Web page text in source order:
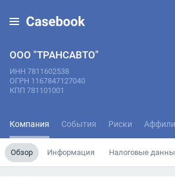
ООО "ТРАНСАВТО"
ИНН 7811602538
ОГРН 1167847127040
КПП 781101001
Компания События Риски
Обзор Информация Налоговые